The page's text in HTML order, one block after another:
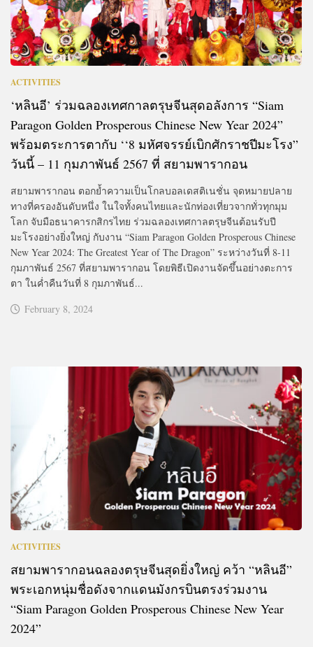
ACTIVITIES
‘หลินอี’ ร่วมฉลองเทศกาลตรุษจีนสุดอลังการ “Siam
Paragon Golden Prosperous Chinese New Year 2024”
พร้อมตระการตากับ ‘‘8 มหัศจรรย์เบิกศักราชปีมะโรง”
วันนี้ – 11 กุมภาพันธ์ 2567 ที่ สยามพารากอน
สยามพารากอน ตอกย้ำความเป็นโกลบอลเดสติเนชั่น จุดหมายปลาย
ทางที่ครองอันดับหนึ่ง ในใจทั้งคนไทยและนักท่องเที่ยวจากทั่วทุกมุม
โลก จับมือธนาคารกสิกรไทย ร่วมฉลองเทศกาลตรุษจีนต้อนรับปี
มะโรงอย่างยิ่งใหญ่ กับงาน “Siam Paragon Golden Prosperous Chinese
New Year 2024: The Greatest Year of The Dragon” ระหว่างวันที่ 8-11
กุมภาพันธ์ 2567 ที่สยามพารากอน โดยพิธีเปิดงานจัดขึ้นอย่างตะการ
ตา ในค่ำคืนวันที่ 8 กุมภาพันธ์...
February 8, 2024
ACTIVITIES
สยามพารากอนฉลองตรุษจีนสุดยิ่งใหญ่ คว้า “หลินอี”
พระเอกหนุ่มชื่อดังจากแดนมังกรบินตรงร่วมงาน
“Siam Paragon Golden Prosperous Chinese New Year
2024”